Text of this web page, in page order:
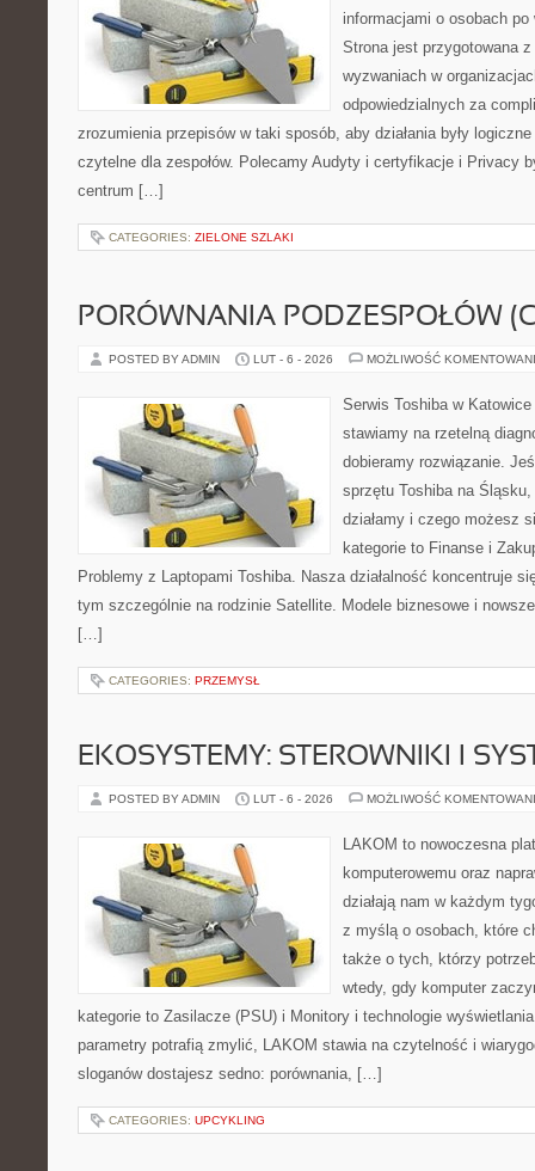
informacjami o osobach
Strona jest przygotowana
wyzwaniach w
odpowiedzialnych za
zrozumienia przepisów w taki sposób, aby działania były
czytelne dla zespołów. Polecamy Audyty i certyfikacje i Privacy
centrum […]
CATEGORIES: ZIELONE SZLAKI
PORÓWNANIA PODZESPOŁÓW
POSTED BY ADMIN LUT - 6 - 2026 MOŻLIWOŚĆ
Serwis Toshiba w
stawiamy na rzetelną
dobieramy rozwiązanie.
sprzętu Toshiba na
działamy i czego możesz
kategorie to Finanse i
Problemy z Laptopami Toshiba. Nasza działalność koncentruje
tym szczególnie na rodzinie Satellite. Modele biznesowe i
[…]
CATEGORIES: PRZEMYSŁ
EKOSYSTEMY: STEROWNIKI I
POSTED BY ADMIN LUT - 6 - 2026 MOŻLIWOŚĆ
LAKOM to nowoczesna
komputerowemu oraz
działają nam w każdym
z myślą o osobach, które
także o tych, którzy
wtedy, gdy komputer
kategorie to Zasilacze (PSU) i Monitory i technologie
parametry potrafią zmylić, LAKOM stawia na czytelność i
sloganów dostajesz sedno: porównania, […]
CATEGORIES: UPCYKLING